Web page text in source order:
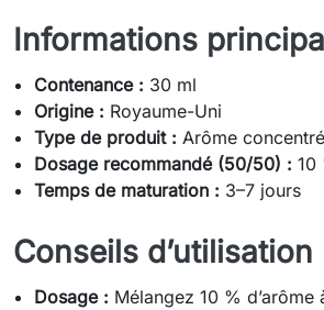
Informations
Contenance : 30 ml
Origine : Royaume-Uni
Type de produit : Arôme
Dosage recommandé (50/50) : 10
Temps de maturation : 3–7 jours
Conseils d’utilisation
Dosage : Mélangez 10 % d’arôme